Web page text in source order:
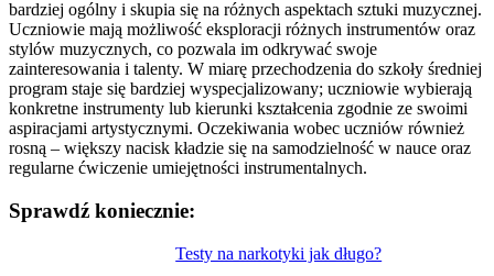
bardziej ogólny i skupia się na różnych aspektach sztuki muzycznej.
Uczniowie mają możliwość eksploracji różnych instrumentów oraz
stylów muzycznych, co pozwala im odkrywać swoje
zainteresowania i talenty. W miarę przechodzenia do szkoły średniej
program staje się bardziej wyspecjalizowany; uczniowie wybierają
konkretne instrumenty lub kierunki kształcenia zgodnie ze swoimi
aspiracjami artystycznymi. Oczekiwania wobec uczniów również
rosną – większy nacisk kładzie się na samodzielność w nauce oraz
regularne ćwiczenie umiejętności instrumentalnych.
Sprawdź koniecznie:
Testy na narkotyki jak długo?